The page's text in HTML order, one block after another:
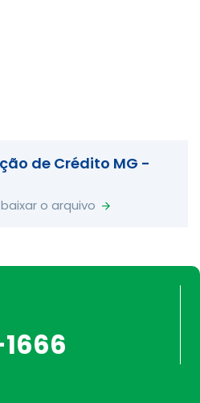
de Crédito MG -
o arquivo